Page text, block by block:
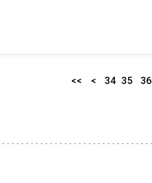
<< < 34 35 36